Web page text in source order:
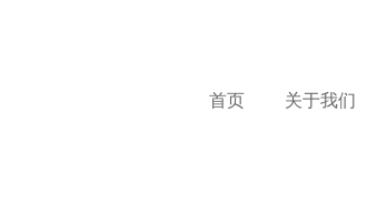
首页 关于我们